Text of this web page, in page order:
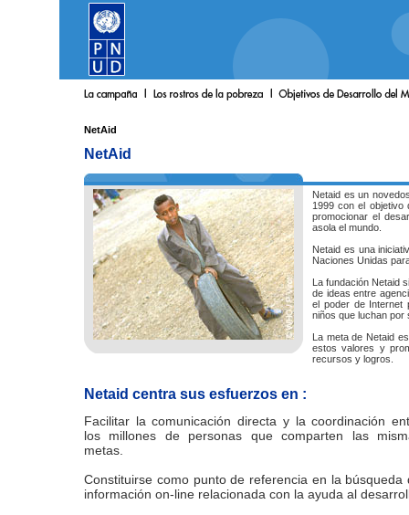
NetAid
NetAid
Netaid es un
1999 con el objetivo
promocionar el
asola el mundo.
Netaid es una
Naciones Unidas
La fundación Netaid
de ideas entre
el poder de Internet
niños que luchan por
La meta de Netaid
estos valores y
recursos y logros.
Netaid centra sus esfuerzos en :
Facilitar la comunicación directa y la coordinación
los millones de personas que comparten las
metas.
Constituirse como punto de referencia en la búsqueda
información on-line relacionada con la ayuda al